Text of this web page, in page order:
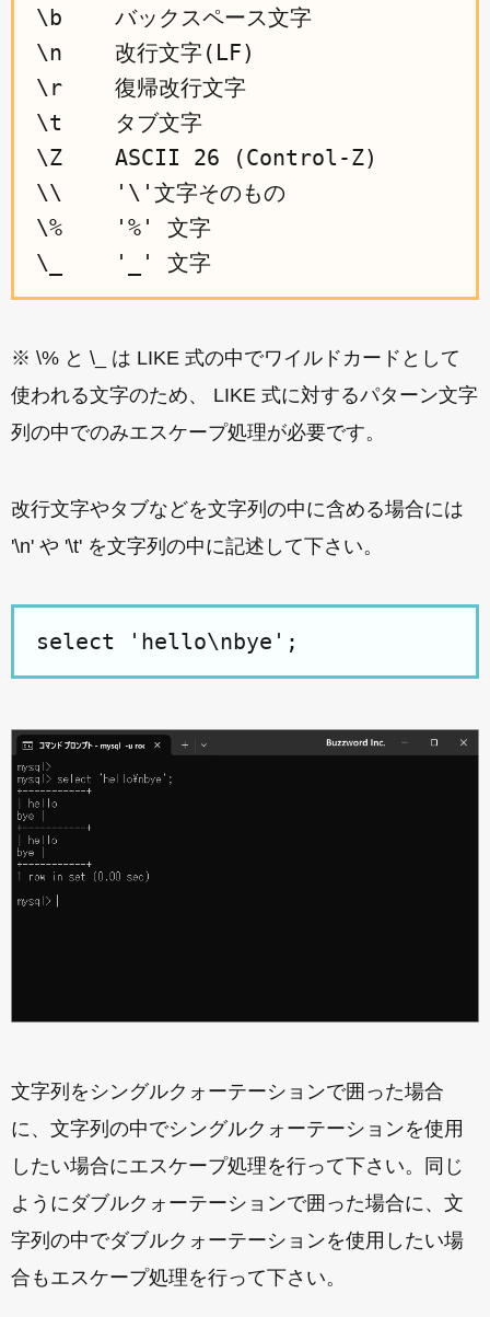
\b    バックスペース文字
\n    改行文字(LF)
\r    復帰改行文字
\t    タブ文字
\Z    ASCII 26 (Control-Z)
\\    '\'文字そのもの
\%    '%' 文字
※ \% と \_ は LIKE 式の中でワイルドカードとして
使われる文字のため、 LIKE 式に対するパターン文字
列の中でのみエスケープ処理が必要です。
改行文字やタブなどを文字列の中に含める場合には
'\n' や '\t' を文字列の中に記述して下さい。
select 'hello\nbye';
文字列をシングルクォーテーションで囲った場合
に、文字列の中でシングルクォーテーションを使用
したい場合にエスケープ処理を行って下さい。同じ
ようにダブルクォーテーションで囲った場合に、文
字列の中でダブルクォーテーションを使用したい場
合もエスケープ処理を行って下さい。